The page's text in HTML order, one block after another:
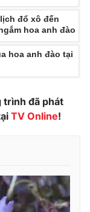
đổ xô đến
hoa anh đào
hoa anh đào tại
trình đã phát
TV Online!